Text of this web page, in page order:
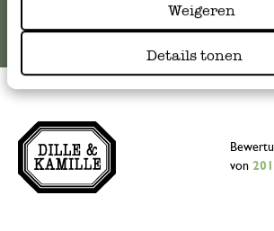
Weigeren
Details tonen
von